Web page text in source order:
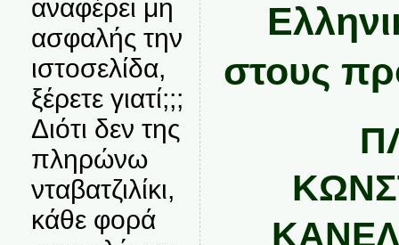
αναφέρει μη
ασφαλής την
ιστοσελίδα,
ξέρετε γιατί;;;
Διότι δεν της
πληρώνω
νταβατζιλίκι,
κάθε φορά
στους